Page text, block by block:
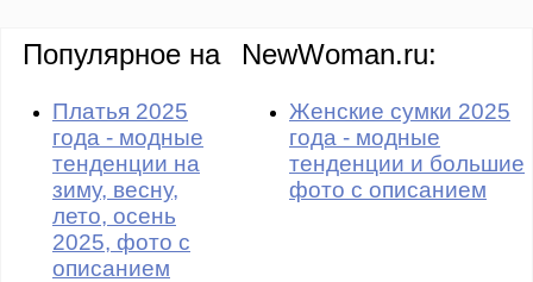
Популярное на NewWoman.ru:
Платья 2025
года - модные
тенденции на
зиму, весну,
лето, осень
2025, фото с
описанием
Женские сумки 2025
года - модные
тенденции и большие
фото с описанием